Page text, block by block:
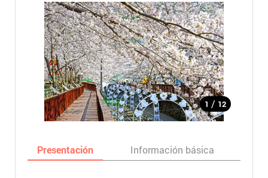
1 / 12
Presentación Información básica